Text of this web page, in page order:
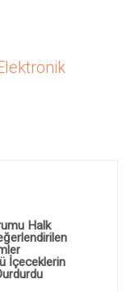
Halk
İçeceklerin